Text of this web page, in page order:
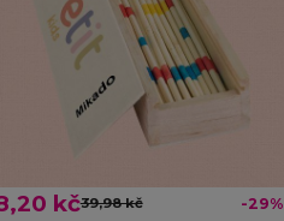
kč39,98 kč -29%